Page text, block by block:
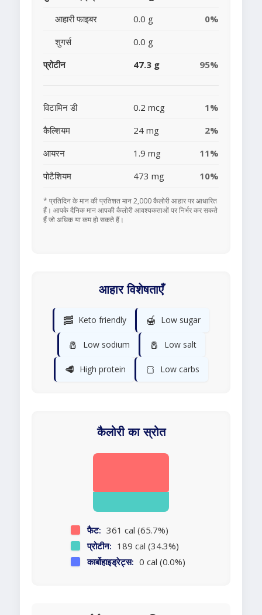
आहारी फाइबर
0.0 g
0%
शुगर्स
0.0 g
प्रोटीन
47.3 g 95%
विटामिन डी 0.2 mcg
1%
कैल्शियम
24 mg
2%
आयरन
1.9 mg
11%
पोटैशियम
473 mg 10%
* प्रतिदिन के मान की प्रतिशत मान 2,000 कैलोरी आहार पर आधारित
हैं। आपके दैनिक मान आपकी कैलोरी आवश्यकताओं पर निर्भर कर सकते
हैं जो अधिक या कम हो सकते हैं।
आहार विशेषताएँ
🥓 Keto friendly 🍯 Low sugar
🧂 Low sodium 🧂 Low salt
🥩 High protein 🍞 Low carbs
कैलोरी का स्रोत
फैट: 361 cal (65.7%)
प्रोटीन: 189 cal (34.3%)
कार्बोहाइड्रेट्स: 0 cal (0.0%)